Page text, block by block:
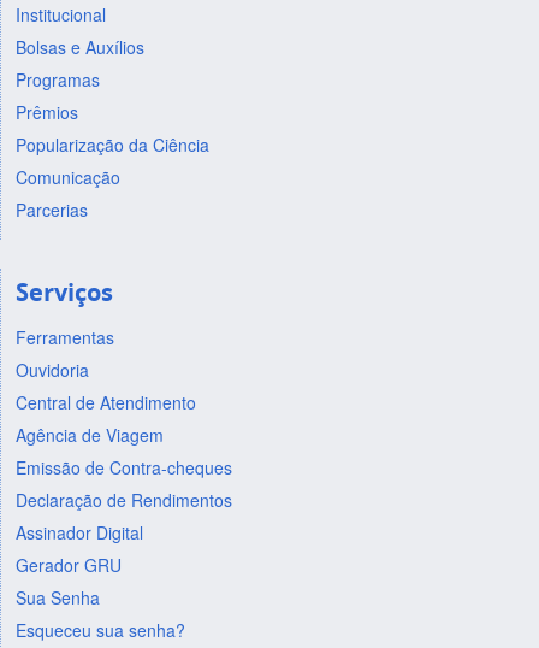
Institucional
Bolsas e Auxílios
Programas
Prêmios
Popularização da Ciência
Comunicação
Parcerias
Serviços
Ferramentas
Ouvidoria
Central de Atendimento
Agência de Viagem
Emissão de Contra-cheques
Declaração de Rendimentos
Assinador Digital
Gerador GRU
Sua Senha
Esqueceu sua senha?